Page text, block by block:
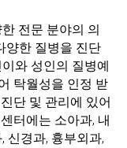
전문 분야의 의
양한 질병을 진단
와 성인의 질병예
탁월성을 인정 받
단 및 관리에 있어
터에는 소아과, 내
신경과, 흉부외과,